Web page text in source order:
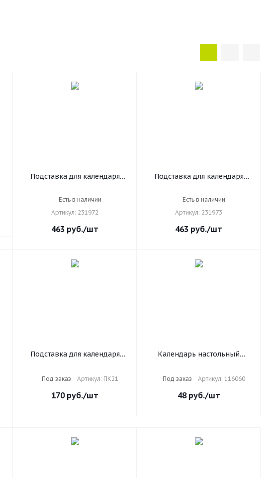
Подставка для календаря
"Germanium", металлическая,
231972
Есть в наличии
Артикул: 231972
463 руб./шт
Подставка для календаря
"Germanium", металлическая,
231973
Есть в наличии
Артикул: 231973
463 руб./шт
Подставка для календаря
Под заказ Артикул: ПК21
170руб./шт
Календарь настольный
блок газетный, 2 краски,
STAFF, СИМВОЛИКА, 116060
Под заказ Артикул: 116060
48руб./шт